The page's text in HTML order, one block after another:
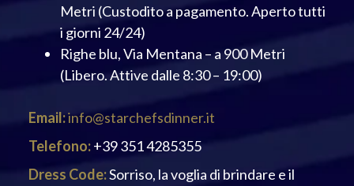
Metri (Custodito a pagamento. Aperto tutti
i giorni 24/24)
Righe blu, Via Mentana – a 900 Metri
(Libero. Attive dalle 8:30 – 19:00)
Email:info@starchefsdinner.it
Telefono:+39 351 4285355
Dress Code:Sorriso, la voglia di brindare e il